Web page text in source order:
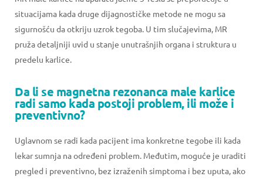
situacijama kada druge dijagnostičke metode ne mogu sa
sigurnošću da otkriju uzrok tegoba. U tim slučajevima, MR
pruža detaljniji uvid u stanje unutrašnjih organa i struktura u
predelu karlice.
Da li se magnetna rezonanca male karlice
radi samo kada postoji problem, ili može i
preventivno?
Uglavnom se radi kada pacijent ima konkretne tegobe ili kada
lekar sumnja na određeni problem. Međutim, moguće je uraditi
pregled i preventivno, bez izraženih simptoma i bez uputa, ako